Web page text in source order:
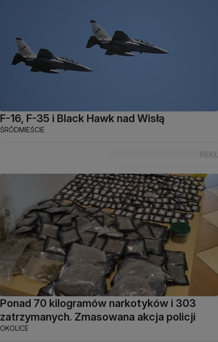
F-16, F-35 i Black Hawk nad Wisłą
ŚRÓDMIEŚCIE
Ponad 70 kilogramów narkotyków i 303
zatrzymanych. Zmasowana akcja policji
OKOLICE